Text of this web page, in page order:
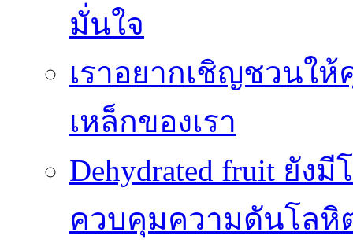
มั่นใจ
เราอยากเชิญชวนใ
เหล็กของเรา
Dehydrated fruit ยัง
ควบคุมความดันโลหิ